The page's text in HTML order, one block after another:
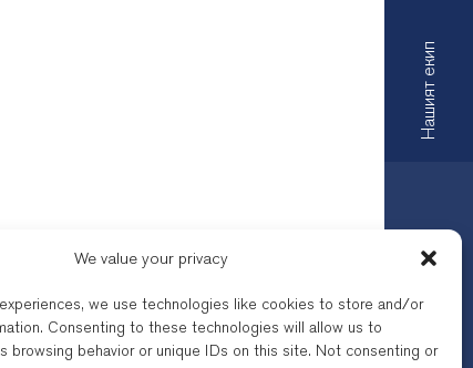
We value your privacy
we use technologies like cookies to store and/or
Consenting to these technologies will allow us to
browsing behavior or unique IDs on this site. Not consenting or
Нашият екип
Law Office се регулира от
марка на „Лигъл сървисиз“